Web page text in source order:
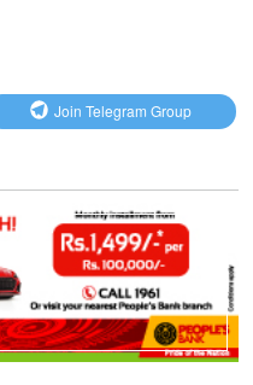
Join Telegram Group